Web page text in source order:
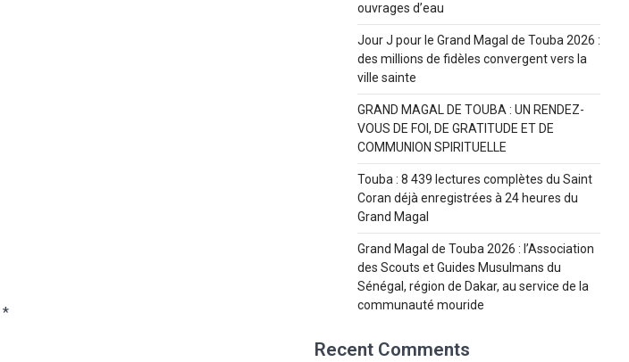
*
ouvrages d’eau
Jour J pour le Grand Magal de Touba 2026 :
des millions de fidèles convergent vers la
ville sainte
GRAND MAGAL DE TOUBA : UN RENDEZ-
VOUS DE FOI, DE GRATITUDE ET DE
COMMUNION SPIRITUELLE
Touba : 8 439 lectures complètes du Saint
Coran déjà enregistrées à 24 heures du
Grand Magal
Grand Magal de Touba 2026 : l’Association
des Scouts et Guides Musulmans du
Sénégal, région de Dakar, au service de la
communauté mouride
Recent Comments